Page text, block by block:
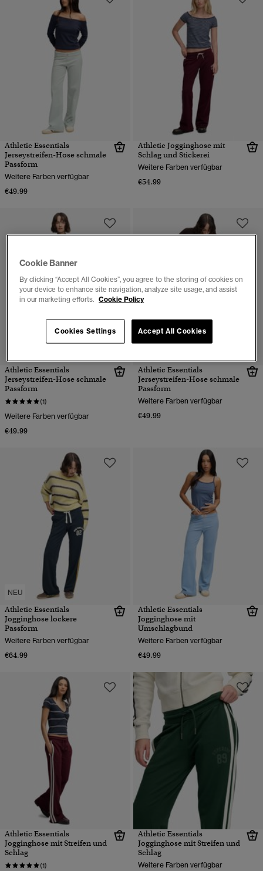
Athletic Essentials
Jerseystreifen-Hose schmale
Passform
Weitere Farben verfügbar
€49.99
Athletic Jogginghose mit
Schlag und Stickerei
Weitere Farben verfügbar
€54.99
Athletic Essentials
Jerseystreifen-Hose schmale
Passform
(1)
Weitere Farben verfügbar
€49.99
Athletic Essentials
Jerseystreifen-Hose schmale
Passform
Weitere Farben verfügbar
€49.99
NEU
Athletic Essentials
Jogginghose lockere
Passform
Weitere Farben verfügbar
€64.99
Athletic Essentials
Jogginghose mit
Umschlagbund
Weitere Farben verfügbar
€49.99
Athletic Essentials
Jogginghose mit Streifen und
Schlag
(1)
Athletic Essentials
Jogginghose mit Streifen und
Schlag
Weitere Farben verfügbar
Cookie Banner
By clicking “Accept All Cookies”, you agree to the storing of cookies on
your device to enhance site navigation, analyze site usage, and assist
in our marketing efforts. Cookie Policy
Accept All Cookies
Cookies Settings